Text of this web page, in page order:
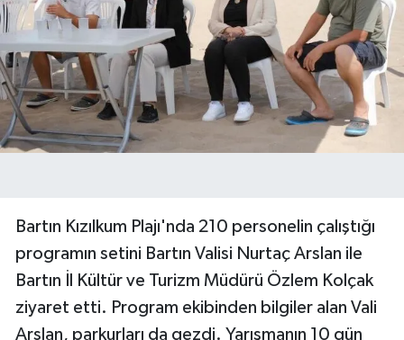
Bartın Kızılkum Plajı'nda 210 personelin çalıştığı
programın setini Bartın Valisi Nurtaç Arslan ile
Bartın İl Kültür ve Turizm Müdürü Özlem Kolçak
ziyaret etti. Program ekibinden bilgiler alan Vali
Arslan, parkurları da gezdi. Yarışmanın 10 gün